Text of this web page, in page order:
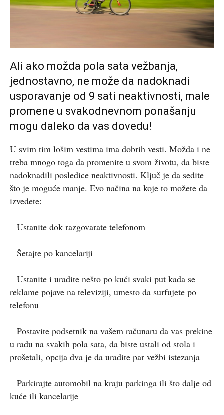
Ali ako možda pola sata vežbanja,
jednostavno, ne može da nadoknadi
usporavanje od 9 sati neaktivnosti, male
promene u svakodnevnom ponašanju
mogu daleko da vas dovedu!
U svim tim lošim vestima ima dobrih vesti. Možda i ne
treba mnogo toga da promenite u svom životu, da biste
nadoknadili posledice neaktivnosti. Ključ je da sedite
što je moguće manje. Evo načina na koje to možete da
izvedete:
– Ustanite dok razgovarate telefonom
– Šetajte po kancelariji
– Ustanite i uradite nešto po kući svaki put kada se
reklame pojave na televiziji, umesto da surfujete po
telefonu
– Postavite podsetnik na vašem računaru da vas prekine
u radu na svakih pola sata, da biste ustali od stola i
prošetali, opcija dva je da uradite par vežbi istezanja
– Parkirajte automobil na kraju parkinga ili što dalje od
kuće ili kancelarije